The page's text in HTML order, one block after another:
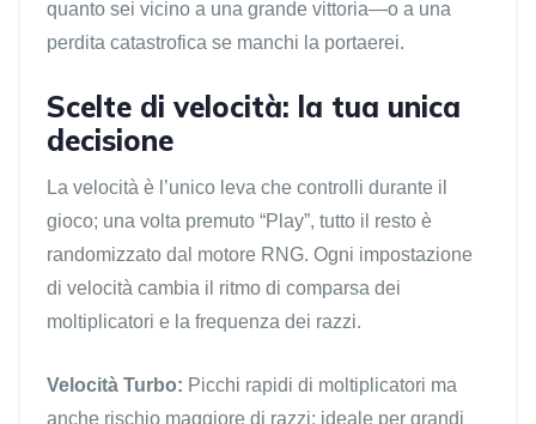
quanto sei vicino a una grande vittoria—o a una
perdita catastrofica se manchi la portaerei.
Scelte di velocità: la tua unica
decisione
La velocità è l’unico leva che controlli durante il
gioco; una volta premuto “Play”, tutto il resto è
randomizzato dal motore RNG. Ogni impostazione
di velocità cambia il ritmo di comparsa dei
moltiplicatori e la frequenza dei razzi.
Velocità Turbo: Picchi rapidi di moltiplicatori ma
anche rischio maggiore di razzi; ideale per grandi